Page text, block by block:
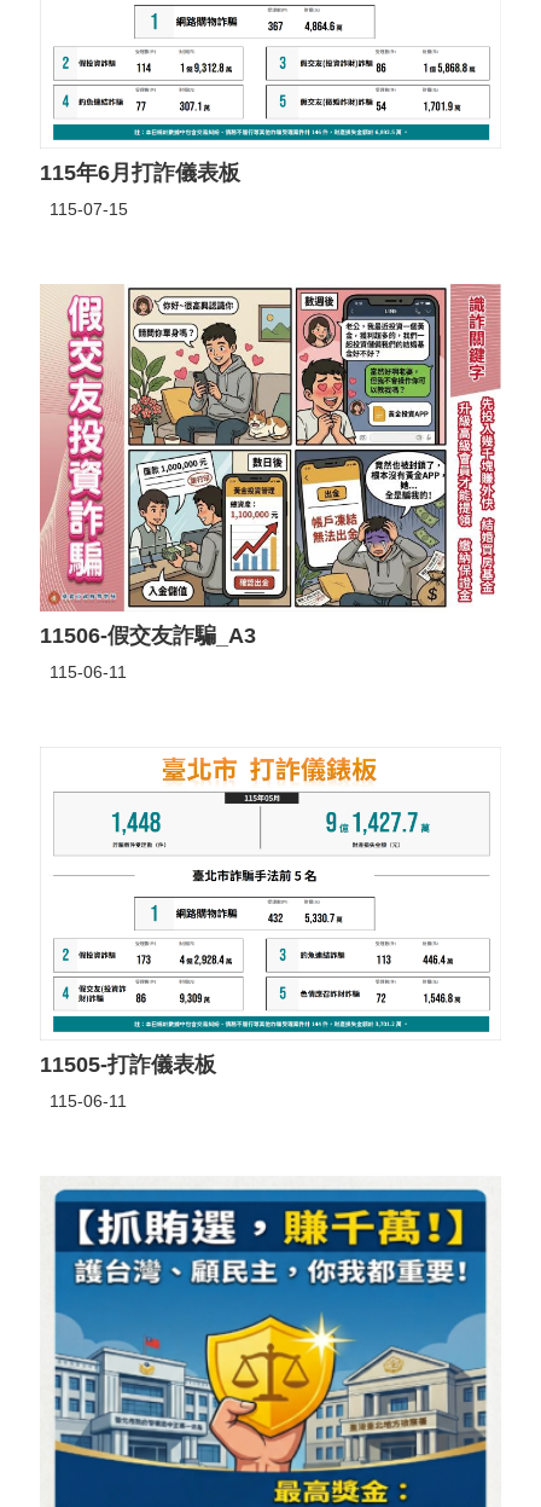
115年6月打詐儀表板
115-07-15
11506-假交友詐騙_A3
115-06-11
11505-打詐儀表板
115-06-11